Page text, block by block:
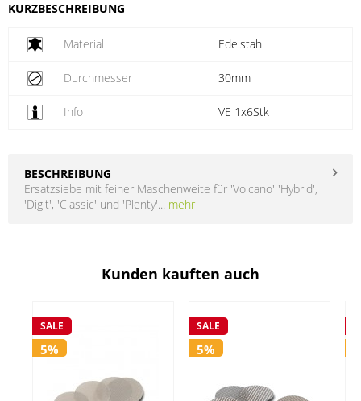
KURZBESCHREIBUNG
Material Edelstahl
Durchmesser 30mm
Info VE 1x6Stk
BESCHREIBUNG
Ersatzsiebe mit feiner Maschenweite für 'Volcano' 'Hybrid',
'Digit', 'Classic' und 'Plenty'... mehr
Kunden kauften auch
SALE
5%
SALE
5%